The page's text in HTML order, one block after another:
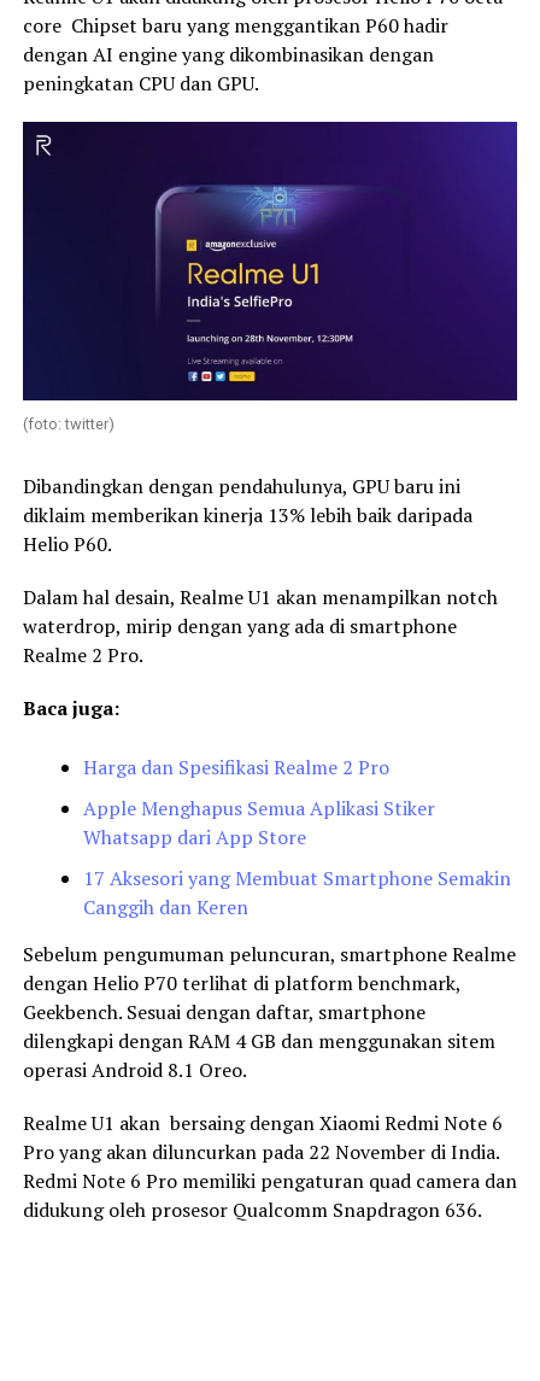
core Chipset baru yang menggantikan P60 hadir
dengan AI engine yang dikombinasikan dengan
peningkatan CPU dan GPU.
(foto: twitter)
Dibandingkan dengan pendahulunya, GPU baru ini
diklaim memberikan kinerja 13% lebih baik daripada
Helio P60.
Dalam hal desain, Realme U1 akan menampilkan notch
waterdrop, mirip dengan yang ada di smartphone
Realme 2 Pro.
Baca juga:
Harga dan Spesifikasi Realme 2 Pro
Apple Menghapus Semua Aplikasi Stiker
Whatsapp dari App Store
17 Aksesori yang Membuat Smartphone Semakin
Canggih dan Keren
Sebelum pengumuman peluncuran, smartphone Realme
dengan Helio P70 terlihat di platform benchmark,
Geekbench. Sesuai dengan daftar, smartphone
dilengkapi dengan RAM 4 GB dan menggunakan sitem
operasi Android 8.1 Oreo.
Realme U1 akan bersaing dengan Xiaomi Redmi Note 6
Pro yang akan diluncurkan pada 22 November di India.
Redmi Note 6 Pro memiliki pengaturan quad camera dan
didukung oleh prosesor Qualcomm Snapdragon 636.